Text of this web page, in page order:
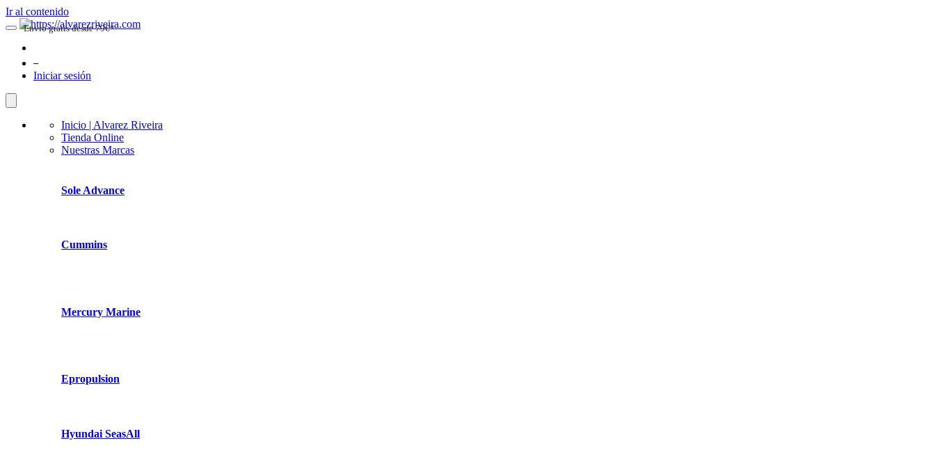
Ir al contenido
Iniciar sesión
Inicio | Alvarez Riveira
Tienda Online
Nuestras Marcas
Sole Advance
Cummins
Mercury Marine
Epropulsion
Hyundai SeasAll
Envio gratis desde 79€*